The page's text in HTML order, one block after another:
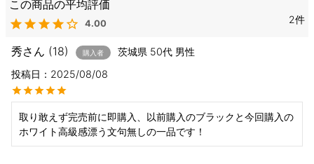
4.00 2
秀 18 購入者 茨城県 50代 男性
投稿日
2025/08/08
取り敢えず完売前に即購入、以前購入のブラックと今回購入の
ホワイト高級感漂う文句無しの一品です！